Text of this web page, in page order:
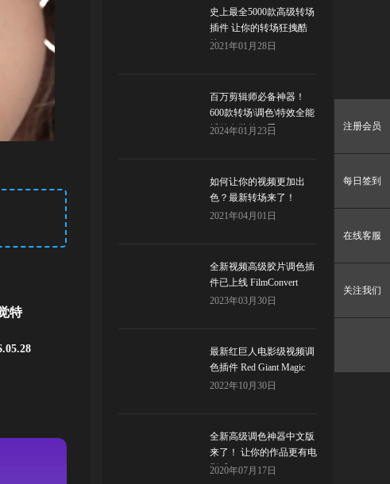
特
史上最全5000款高级转场
插件 让你的转场狂拽酷
炫！
2021年01月28日
百万剪辑师必备神器！
600款转场\调色\特效全能
插件套装第二季！
2024年01月23日
如何让你的视频更加出
色？最新转场来了！
2021年04月01日
全新视频高级胶片调色插
件已上线 FilmConvert
Nitrate
2023年03月30日
最新红巨人电影级视频调
色插件 Red Giant Magic
Bullet Suite
2022年10月30日
全新高级调色神器中文版
来了！ 让你的作品更有电
影感 Color Finesse
2020年07月17日
注册会员
每日签到
在线客服
关注我们